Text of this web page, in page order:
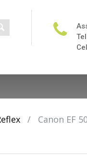
/
Canon EF